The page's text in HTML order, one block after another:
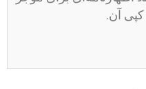
کپی آن.